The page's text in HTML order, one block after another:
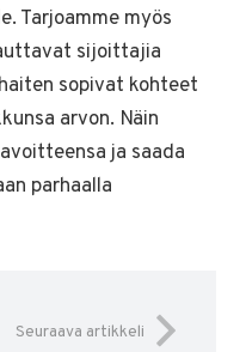
Tarjoamme myös
sijoittajia
sopivat kohteet
arvon. Näin
ja saada
parhaalla
Seuraava artikkeli